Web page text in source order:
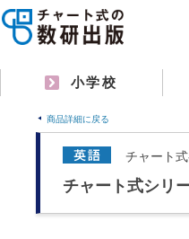
小学校
商品詳細に戻る
チャート
チャート式シ